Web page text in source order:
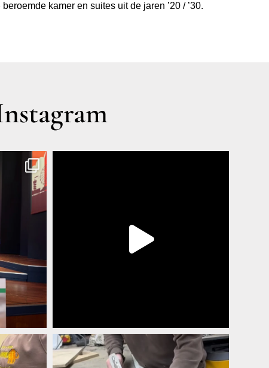
kamer en suites uit de jaren ’20 / ’30.